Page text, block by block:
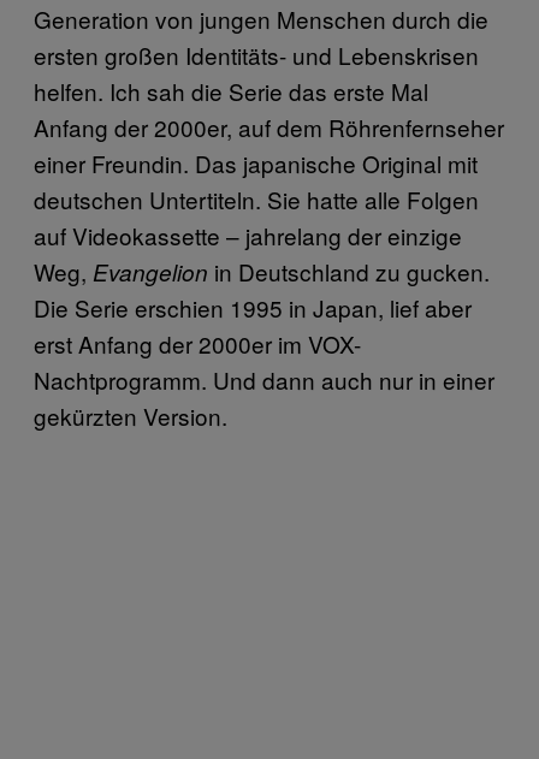
Generation von jungen Menschen durch die
ersten großen Identitäts- und Lebenskrisen
helfen. Ich sah die Serie das erste Mal
Anfang der 2000er, auf dem Röhrenfernseher
einer Freundin. Das japanische Original mit
deutschen Untertiteln. Sie hatte alle Folgen
auf Videokassette – jahrelang der einzige
Weg, Evangelion in Deutschland zu gucken.
Die Serie erschien 1995 in Japan, lief aber
erst Anfang der 2000er im VOX-
Nachtprogramm. Und dann auch nur in einer
gekürzten Version.